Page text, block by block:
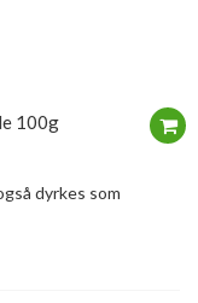
100g
dyrkes som